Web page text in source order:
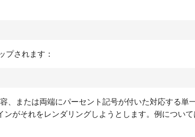
プされます：
、または両端にパーセント記号が付いた対応する単
がそれをレンダリングしようとします。例について